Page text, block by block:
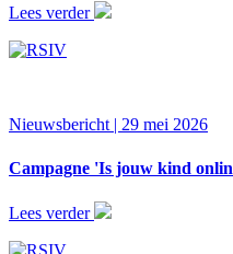
Lees verder
Nieuwsbericht | 29 mei 2026
Campagne 'Is jouw kind
Lees verder